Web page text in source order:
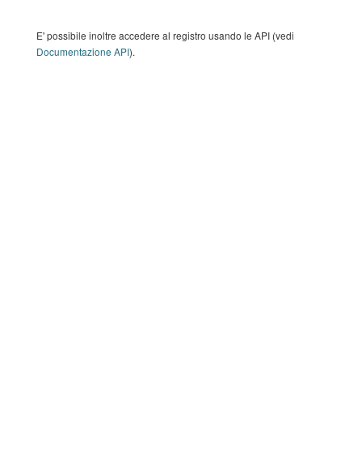
E' possibile inoltre accedere al registro usando le API (vedi
Documentazione API).